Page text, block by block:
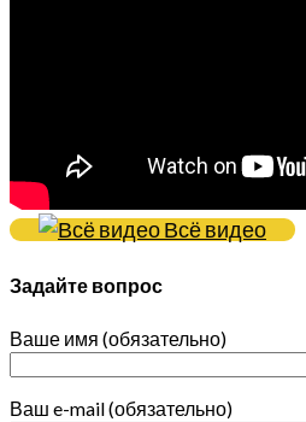
Всё видео
Задайте вопрос
Ваше имя (обязательно)
Ваш e-mail (обязательно)